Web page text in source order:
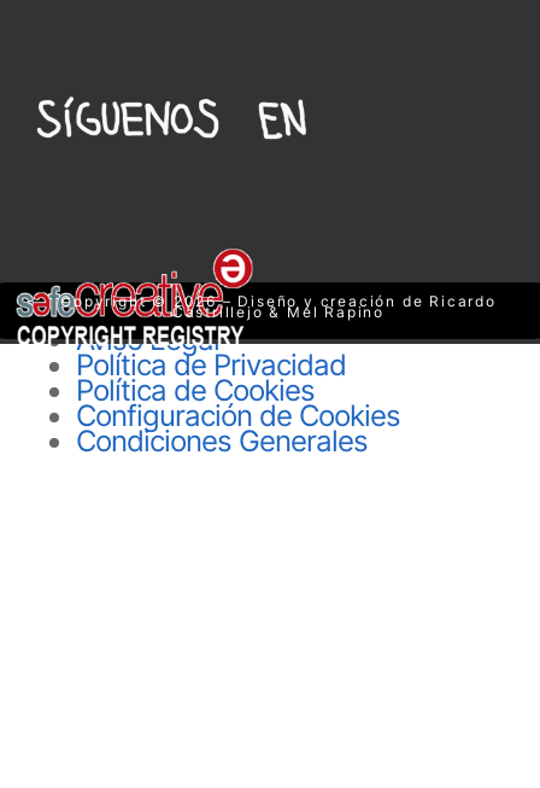
Copyright © 2026 – Diseño y creación de Ricardo
Castrillejo & Mel Rapino
Aviso Legal
Política de Privacidad
Política de Cookies
Configuración de Cookies
Condiciones Generales